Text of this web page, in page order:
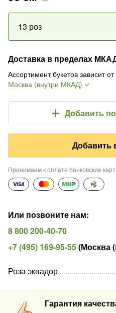
13 роз
Доставка в пределах
Ассортимент букетов зависит
Москва (внутри МКАД)
Добавить
Добавить
Принимаем к оплате банковские
Или позвоните нам:
8 800 200-40-70
+7 (495) 169-95-55(Москва
Гарантия
Роза эквадор